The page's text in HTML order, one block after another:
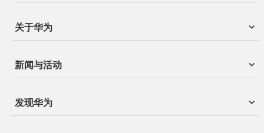
关于华为
新闻与活动
发现华为